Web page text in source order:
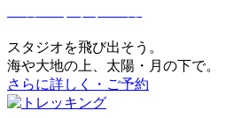
スタジオを⾶び出そう。
海や大地の上、太陽・⽉の下で。
さらに詳しく・ご予約